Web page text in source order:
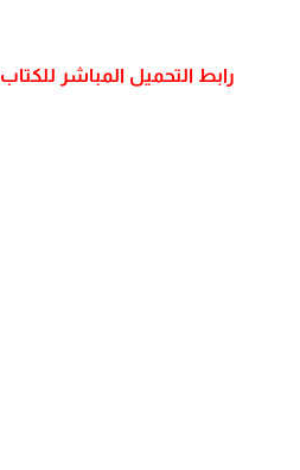
رابط التحميل المباشر